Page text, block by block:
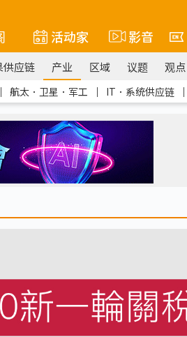
活动家 影音
供应链 产业 区域 议题 观点
｜ 航太．卫星．军工 ｜ IT．系统供应链 ｜